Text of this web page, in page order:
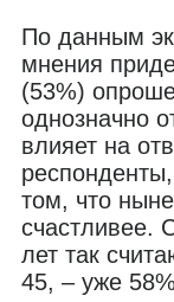
По данным
мнения
(53%)
однозначно
влияет на
том, что
счастливее.
лет так
45, – уже